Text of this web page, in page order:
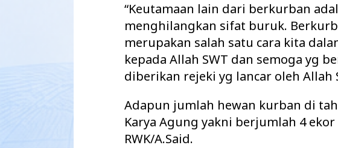
“Keutamaan lain dari berkurban
menghilangkan sifat buruk.
merupakan salah satu cara kita
kepada Allah SWT dan semoga yg
diberikan rejeki yg lancar oleh Allah
Adapun jumlah hewan kurban di
Karya Agung yakni berjumlah 4
RWK/A.Said.
Pemkab Way Kanan Tuntaskan Tiga
Warga 2 Kecamatan
secara Illegal N…